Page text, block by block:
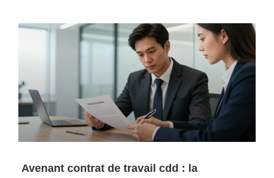
Avenant contrat de travail cdd : la